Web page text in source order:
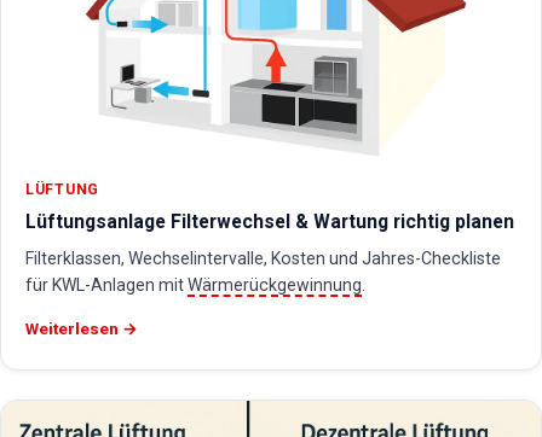
LÜFTUNG
Lüftungsanlage Filterwechsel & Wartung richtig planen
Filterklassen, Wechselintervalle, Kosten und Jahres-Checkliste
für KWL-Anlagen mitWärmerückgewinnung
Weiterlesen →